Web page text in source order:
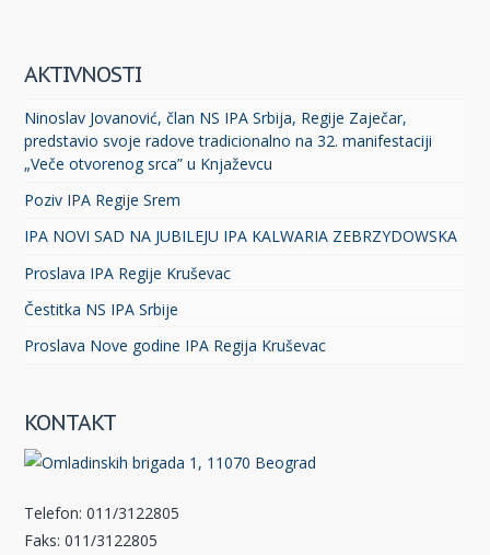
AKTIVNOSTI
Ninoslav Jovanović, član NS IPA Srbija, Regije Zaječar,
predstavio svoje radove tradicionalno na 32. manifestaciji
„Veče otvorenog srca” u Knjaževcu
Poziv IPA Regije Srem
IPA NOVI SAD NA JUBILEJU IPA KALWARIA ZEBRZYDOWSKA
Proslava IPA Regije Kruševac
Čestitka NS IPA Srbije
Proslava Nove godine IPA Regija Kruševac
KONTAKT
Telefon: 011/3122805
Faks: 011/3122805